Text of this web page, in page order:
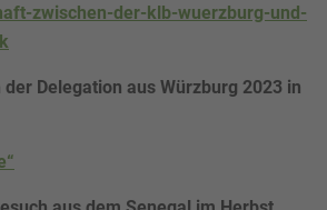
zwischen-der-klb-wuerzburg-und-
Delegation aus Würzburg 2023 in